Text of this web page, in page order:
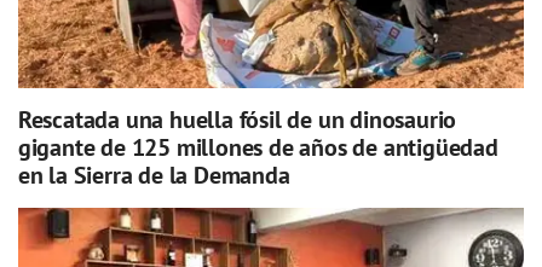
Rescatada una huella fósil de un dinosaurio
gigante de 125 millones de años de antigüedad
en la Sierra de la Demanda